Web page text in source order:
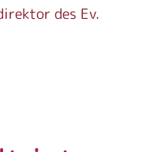
des Ev.